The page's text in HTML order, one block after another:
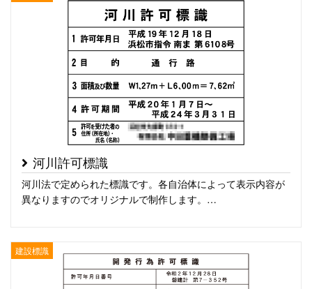
河川許可標識
河川法で定められた標識です。各自治体によって表示内容が
異なりますのでオリジナルで制作します。…
建設標識